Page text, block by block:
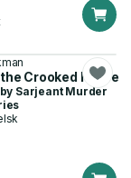
Crooked Horse
Sarjeant Murder